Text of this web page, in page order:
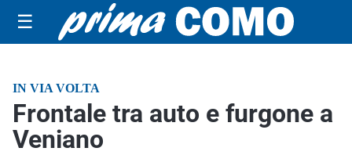
☰
IN VIA VOLTA
Frontale tra auto e furgone a
Veniano